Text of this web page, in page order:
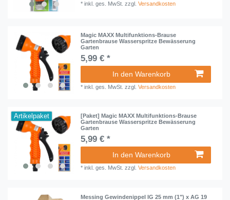
*inkl. ges. MwSt. zzgl.Versandkosten
Magic MAXX Multifunktions-Brause
Gartenbrause Wasserspritze Bewässerung
Garten
5,99 € *
In den Warenkorb
*inkl. ges. MwSt. zzgl.Versandkosten
Artikelpaket
[Paket] Magic MAXX Multifunktions-Brause
Gartenbrause Wasserspritze Bewässerung
Garten
5,99 € *
In den Warenkorb
*inkl. ges. MwSt. zzgl.Versandkosten
Messing Gewindenippel IG 25 mm (1") x AG 19